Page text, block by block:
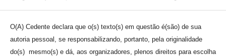
O(A) Cedente declara que o(s) texto(s) em questão é(são) de sua
autoria pessoal, se responsabilizando, portanto, pela originalidade
do(s) mesmo(s) e dá, aos organizadores, plenos direitos para escolha